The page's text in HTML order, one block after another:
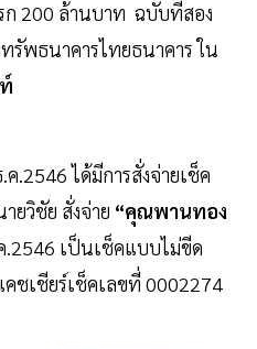
ก 200 ล้านบาท ฉบับที่สอง
พธนาคารไทยธนาคาร ใน
ได้มีการสั่งจ่ายเช็ค
ยวิชัย สั่งจ่าย “คุณพานทอง
.2546 เป็นเช็คแบบไม่ขีด
ชเชียร์เช็คเลขที่ 0002274